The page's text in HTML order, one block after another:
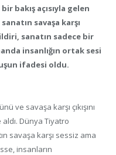
bakış açısıyla gelen
savaşa karşı
sanatın sadece bir
insanlığın ortak sesi
ifadesi oldu.
ve savaşa karşı çıkışını
Dünya Tiyatro
savaşa karşı sessiz ama
insanların